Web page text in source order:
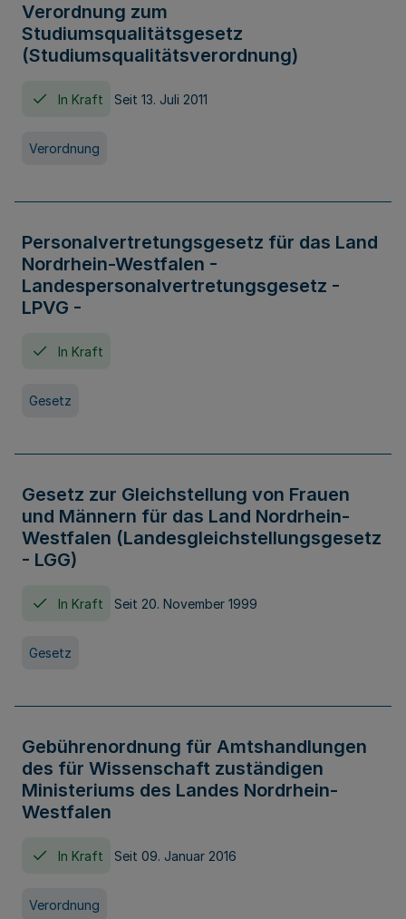
Verordnung zum
Studiumsqualitätsgesetz
(Studiumsqualitätsverordnung)
In Kraft Seit 13. Juli 2011
Verordnung
Personalvertretungsgesetz für das Land
Nordrhein-Westfalen -
Landespersonalvertretungsgesetz -
LPVG -
In Kraft
Gesetz
Gesetz zur Gleichstellung von Frauen
und Männern für das Land Nordrhein-
Westfalen (Landesgleichstellungsgesetz
- LGG)
In Kraft Seit 20. November 1999
Gesetz
Gebührenordnung für Amtshandlungen
des für Wissenschaft zuständigen
Ministeriums des Landes Nordrhein-
Westfalen
In Kraft Seit 09. Januar 2016
Verordnung